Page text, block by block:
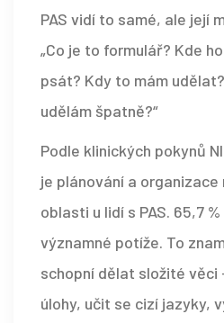
PAS vidí to samé, ale její
„Co je to formulář? Kde
psát? Kdy to mám
udělám špatně?“
Podle klinických pokynů
je plánování a
oblasti u lidí s PAS. 65,7
významné potíže. To
schopní dělat složité
úlohy, učit se cizí jazyky,